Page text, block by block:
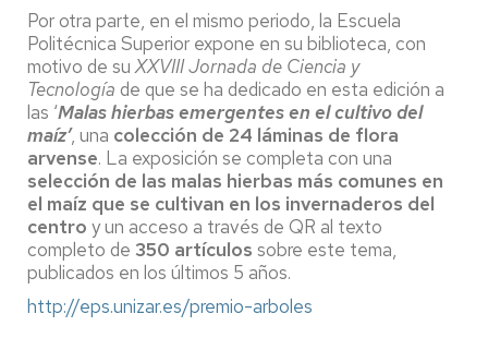
Por otra parte, en el mismo periodo, la Escuela
Politécnica Superior expone en su biblioteca, con
motivo de suXXVIII Jornada de Ciencia y
Tecnología de que se ha dedicado en esta edición a
las ‘Malas hierbas emergentes en el cultivo del
maíz’, una colección de 24 láminas de flora
arvense. La exposición se completa con una
selección de las malas hierbas más comunes en
el maíz que se cultivan en los invernaderos del
centro y un acceso a través de QR al texto
completo de 350 artículos sobre este tema,
publicados en los últimos 5 años.
http://eps.unizar.es/premio-arboles